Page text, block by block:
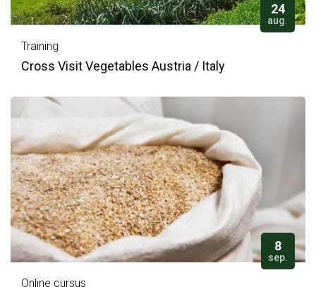
24
aug.
Training
Cross Visit Vegetables Austria / Italy
8
sep.
Online cursus